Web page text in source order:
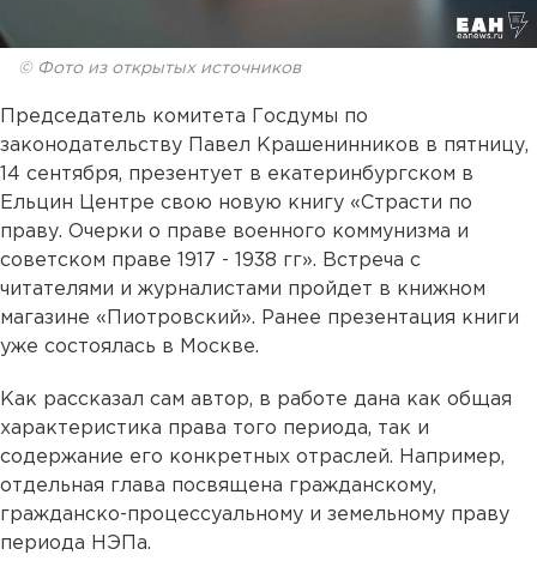
© Фото из открытых источников
Председатель комитета Госдумы по
законодательству Павел Крашенинников в пятницу,
14 сентября, презентует в екатеринбургском в
Ельцин Центре свою новую книгу «Страсти по
праву. Очерки о праве военного коммунизма и
советском праве 1917 - 1938 гг». Встреча с
читателями и журналистами пройдет в книжном
магазине «Пиотровский». Ранее презентация книги
уже состоялась в Москве.
Как рассказал сам автор, в работе дана как общая
характеристика права того периода, так и
содержание его конкретных отраслей. Например,
отдельная глава посвящена гражданскому,
гражданско-процессуальному и земельному праву
периода НЭПа.